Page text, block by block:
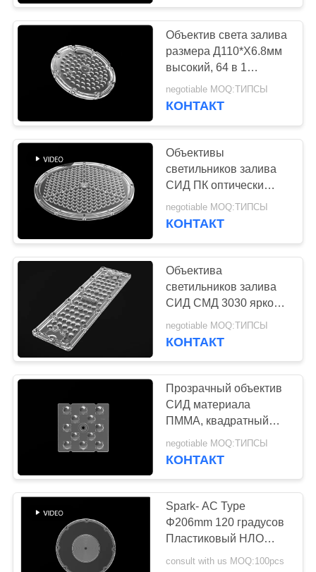
ПОЛИТИКА
УЕДИНЕНИЯ
Линейный
объектив СИД
УДАР привел
объектив
15
Объектив СИД
Pmma
24
Светлый объектив
водить
Объектив света залива
размера Д110*Х6.8мм
высокий, 64 в 1
объективе 30В 60В
СИД силы ПК
negotiable MOQ:ТИПСЫ
КОНТАКТ
Объективы
светильников залива
СИД ПК оптически
высокие
аттестованный КЭ 90
negotiable MOQ:ТИПСЫ
КОНТАКТ
Объектива
светильников залива
СИД СМД 3030 яркость
высокого высокая для
освещения широкого
negotiable MOQ:ТИПСЫ
КОНТАКТ
Прозрачный объектив
СИД материала
ПММА, квадратный
размер объектива
Л50*В50мм СИД
negotiable MOQ:ТИПСЫ
КОНТАКТ
Spark- AC Type
Φ206mm 120 градусов
Пластиковый НЛО
Highbay Led Lens 3030
consult with us MOQ:100pcs